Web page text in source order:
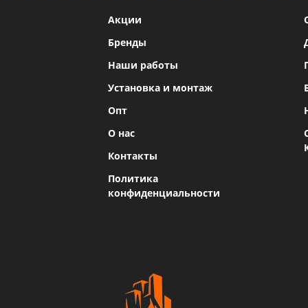
Акции
Бренды
Наши работы
Установка и монтаж
Опт
О нас
Контакты
Политика
конфиденциальности